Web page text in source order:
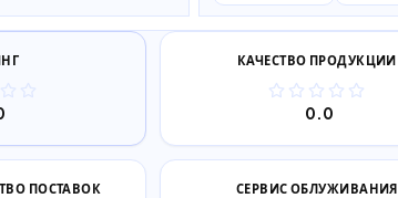
КАЧЕСТВО ПРОДУКЦИИ
0.0
ПОСТАВОК СЕРВИС ОБЛУЖИВАНИЯ